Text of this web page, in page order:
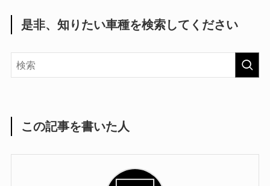
是非、知りたい車種を検索してください
この記事を書いた人